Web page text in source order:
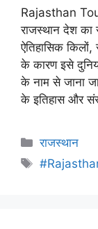
Rajasthan
राजस्थान देश का
ऐतिहासिक
के कारण इसे
के नाम से जाना
के इतिहास और
राजस्थान